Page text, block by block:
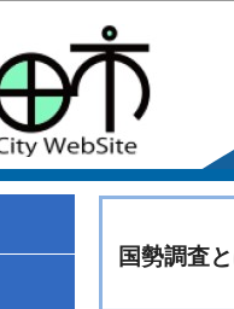
国勢調査